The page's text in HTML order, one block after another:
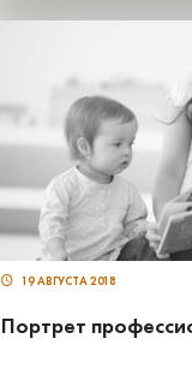
19 АВГУСТА 2018
Портрет